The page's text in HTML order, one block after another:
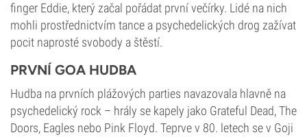
finger Eddie, který začal pořádat první večírky. Lidé na nich
mohli prostřednictvím tance a psychedelických drog zažívat
pocit naprosté svobody a štěstí.
PRVNÍ GOA HUDBA
Hudba na prvních plážových parties navazovala hlavně na
psychedelický rock – hrály se kapely jako Grateful Dead, The
Doors, Eagles nebo Pink Floyd. Teprve v 80. letech se v Goji